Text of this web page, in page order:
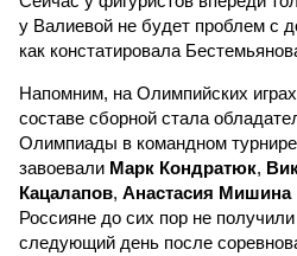
у Валиевой не будет проблем с
как констатировала
Напомним, на Олимпийских
составе сборной стала
Олимпиады в командном
завоевали Марк Кондратюк,
Кацалапов, Анастасия Мишина
Россияне до сих пор не
следующий день после